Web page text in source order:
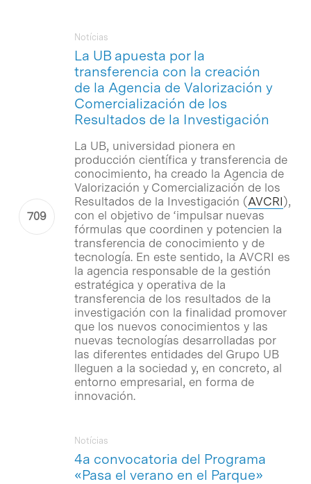
La UB apuesta por la
transferencia con la creación
de la Agencia de Valorización y
Comercialización de los
Resultados de la Investigación
Notícias
La UB, universidad pionera en
producción científica y transferencia de
conocimiento, ha creado la Agencia de
Valorización y Comercialización de los
Resultados de la Investigación (AVCRI),
con el objetivo de ‘impulsar nuevas
fórmulas que coordinen y potencien la
transferencia de conocimiento y de
tecnología. En este sentido, la AVCRI es
la agencia responsable de la gestión
estratégica y operativa de la
transferencia de los resultados de la
investigación con la finalidad promover
que los nuevos conocimientos y las
nuevas tecnologías desarrolladas por
las diferentes entidades del Grupo UB
lleguen a la sociedad y, en concreto, al
entorno empresarial, en forma de
innovación.
4a convocatoria del Programa
«Pasa el verano en el Parque»
Notícias